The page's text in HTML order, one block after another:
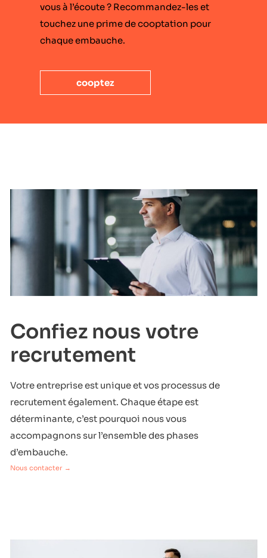
vous à l’écoute ? Recommandez-les et
touchez une prime de cooptation pour
chaque embauche.
cooptez
Confiez nous votre
recrutement
Votre entreprise est unique et vos processus de
recrutement également. Chaque étape est
déterminante, c’est pourquoi nous vous
accompagnons sur l’ensemble des phases
d’embauche.
Nous contacter →